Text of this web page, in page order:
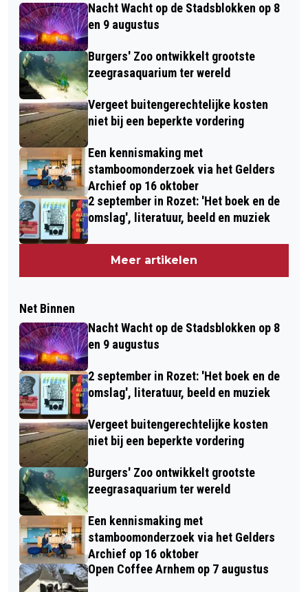
Nacht Wacht op de Stadsblokken op 8
en 9 augustus
Burgers' Zoo ontwikkelt grootste
zeegrasaquarium ter wereld
Vergeet buitengerechtelijke kosten
niet bij een beperkte vordering
Een kennismaking met
stamboomonderzoek via het Gelders
Archief op 16 oktober
2 september in Rozet: 'Het boek en de
omslag', literatuur, beeld en muziek
Meer artikelen
Net Binnen
Nacht Wacht op de Stadsblokken op 8
en 9 augustus
2 september in Rozet: 'Het boek en de
omslag', literatuur, beeld en muziek
Vergeet buitengerechtelijke kosten
niet bij een beperkte vordering
Burgers' Zoo ontwikkelt grootste
zeegrasaquarium ter wereld
Een kennismaking met
stamboomonderzoek via het Gelders
Archief op 16 oktober
Open Coffee Arnhem op 7 augustus